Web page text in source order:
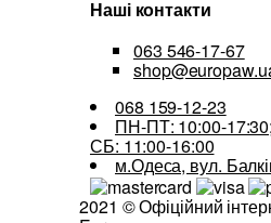
Наші контакти
063 546-17-67
068 159-12-23
ПН-ПТ: 10:00-17:30;
СБ: 11:00-16:00
м.Одеса, вул.
2021 © Офіційний